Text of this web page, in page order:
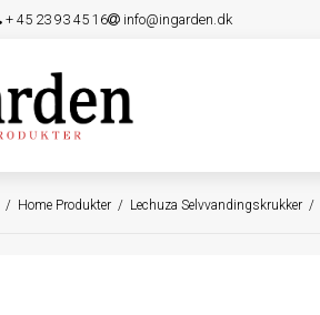
+ 45 23 93 45 16 info@ingarden.dk
/ Home Produkter / Lechuza Selvvandingskrukker /